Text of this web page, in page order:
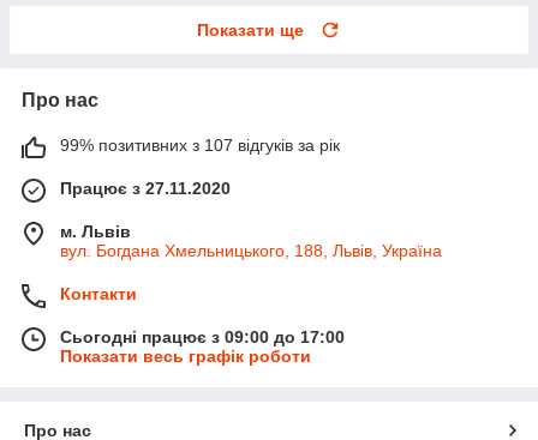
Показати ще
Про нас
99% позитивних з 107 відгуків за рік
Працює з 27.11.2020
м. Львів
вул. Богдана Хмельницького, 188, Львів, Україна
Контакти
Сьогодні працює з 09:00 до 17:00
Показати весь графік роботи
Про нас